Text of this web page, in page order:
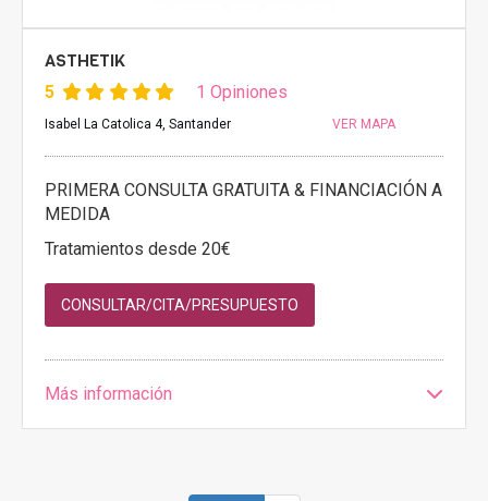
ASTHETIK
5 1 Opiniones
Isabel La Catolica 4, Santander VER MAPA
PRIMERA CONSULTA GRATUITA & FINANCIACIÓN A
MEDIDA
Tratamientos desde 20€
CONSULTAR/CITA/PRESUPUESTO
Más información